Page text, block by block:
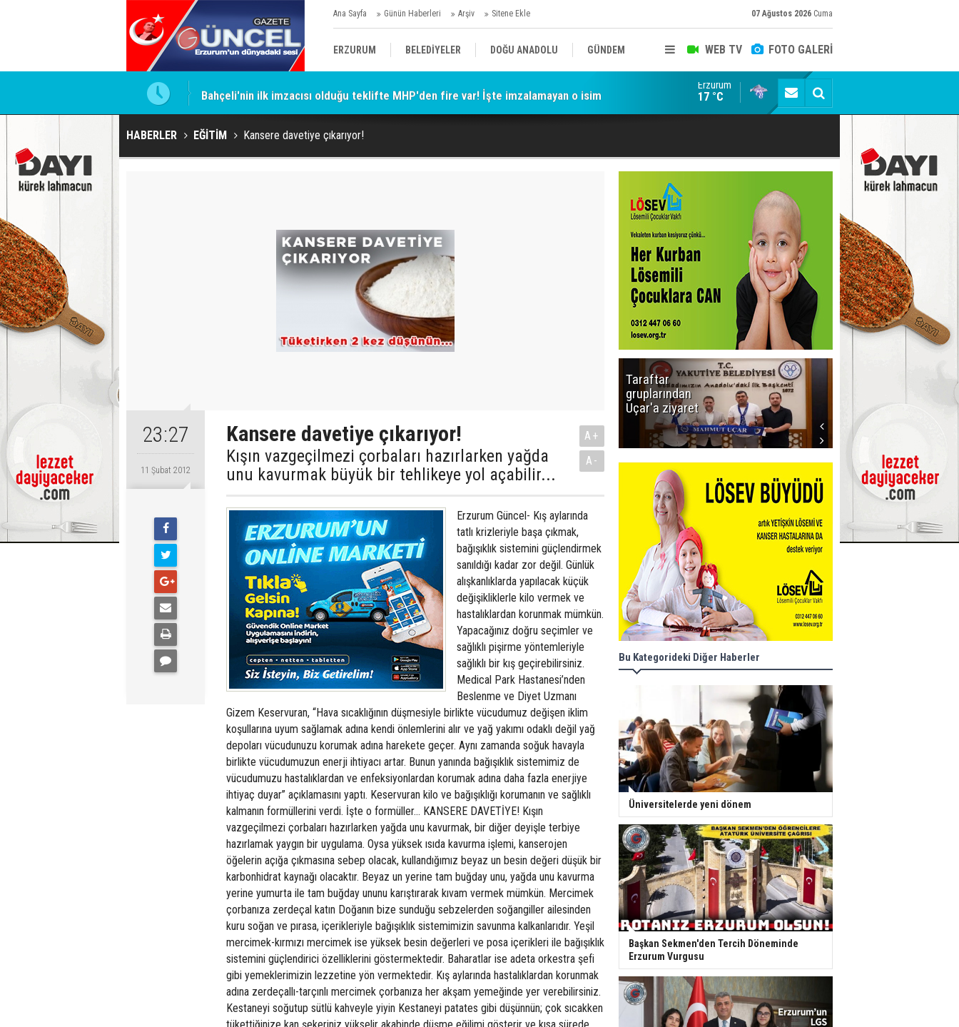
Ana Sayfa Günün Haberleri Arşiv Sitene Ekle 07 Ağustos 2026 Cuma
WEB TV FOTO GALERİ
ERZURUM BELEDİYELER DOĞU ANADOLU GÜNDEM
SİYASET AFAD/ SAVAŞ SPOR
KÜLTÜR/SANAT//MAĞAZİN
Bahçeli'nin ilk imzacısı olduğu teklifte MHP'den fire var! İşte imzalamayan o isim Siyaset-Sermaye Çizgisinde Haklılığın Resmi:
Erzurum
17 °C
HABERLER EĞİTİM Kansere davetiye çıkarıyor!
23:27
11 Şubat 2012
Kansere davetiye çıkarıyor!
Kışın vazgeçilmezi çorbaları hazırlarken yağda
unu kavurmak büyük bir tehlikeye yol açabilir...
A+
A-
Erzurum Güncel- Kış aylarında
tatlı krizleriyle başa çıkmak,
bağışıklık sistemini güçlendirmek
sanıldığı kadar zor değil. Günlük
alışkanlıklarda yapılacak küçük
değişikliklerle kilo vermek ve
hastalıklardan korunmak mümkün.
Yapacağınız doğru seçimler ve
sağlıklı pişirme yöntemleriyle
sağlıklı bir kış geçirebilirsiniz.
Medical Park Hastanesi’nden
Beslenme ve Diyet Uzmanı
Gizem Keservuran, “Hava sıcaklığının düşmesiyle birlikte vücudumuz değişen iklim
koşullarına uyum sağlamak adına kendi önlemlerini alır ve yağ yakımı odaklı değil yağ
depoları vücudunuzu korumak adına harekete geçer. Aynı zamanda soğuk havayla
birlikte vücudumuzun enerji ihtiyacı artar. Bunun yanında bağışıklık sistemimiz de
vücudumuzu hastalıklardan ve enfeksiyonlardan korumak adına daha fazla enerjiye
ihtiyaç duyar” açıklamasını yaptı. Keservuran kilo ve bağışıklığı korumanın ve sağlıklı
kalmanın formüllerini verdi. İşte o formüller... KANSERE DAVETİYE! Kışın
vazgeçilmezi çorbaları hazırlarken yağda unu kavurmak, bir diğer deyişle terbiye
hazırlamak yaygın bir uygulama. Oysa yüksek ısıda kavurma işlemi, kanserojen
öğelerin açığa çıkmasına sebep olacak, kullandığımız beyaz un besin değeri düşük bir
karbonhidrat kaynağı olacaktır. Beyaz un yerine tam buğday unu, yağda unu kavurma
yerine yumurta ile tam buğday ununu karıştırarak kıvam vermek mümkün. Mercimek
çorbanıza zerdeçal katın Doğanın bize sunduğu sebzelerden soğangiller ailesinden
kuru soğan ve pırasa, içerikleriyle bağışıklık sistemimizin savunma kalkanlarıdır. Yeşil
mercimek-kırmızı mercimek ise yüksek besin değerleri ve posa içerikleri ile bağışıklık
sistemini güçlendirici özelliklerini göstermektedir. Baharatlar ise adeta orkestra şefi
gibi yemeklerimizin lezzetine yön vermektedir. Kış aylarında hastalıklardan korunmak
adına zerdeçallı-tarçınlı mercimek çorbanıza her akşam yemeğinde yer verebilirsiniz.
Kestaneyi soğutup sütlü kahveyle yiyin Kestaneyi patates gibi düşünnün; çok sıcakken
Taraftar
gruplarından
Uçar'a ziyaret
başlıyor! İlk
düdük Bolu'da
çalacak
Bu Kategorideki Diğer Haberler
Üniversitelerde yeni dönem
Başkan Sekmen'den Tercih Döneminde
Erzurum Vurgusu